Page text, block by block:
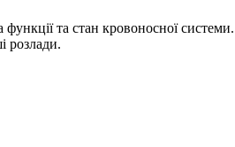
та стан кровоносної
розлади.